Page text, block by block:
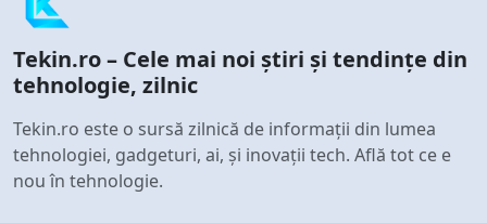
Tekin.ro – Cele mai noi știri și tendințe din
tehnologie, zilnic
Tekin.ro este o sursă zilnică de informații din lumea
tehnologiei, gadgeturi, ai, și inovații tech. Află tot ce e
nou în tehnologie.